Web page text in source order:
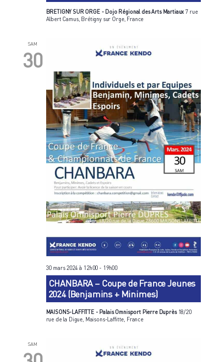
BRETIGNY SUR ORGE - Dojo Régional des Arts Martiaux 7 rue
Albert Camus, Brétigny sur Orge, France
SAM
30
CHANBARA – Coupe de France Jeunes
2024 (Benjamins + Minimes)
30 mars 2024 à 12h00 - 19h00
MAISONS-LAFFITTE - Palais Omnisport Pierre Duprès 18/20
rue de la Digue, Maisons-Laffitte, France
SAM